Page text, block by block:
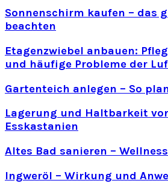
Sonnenschirm kaufen – das
beachten
Etagenzwiebel anbauen:
und häufige Probleme der
Gartenteich anlegen – So
Lagerung und Haltbarkeit
Esskastanien
Altes Bad sanieren –
Ingweröl – Wirkung und